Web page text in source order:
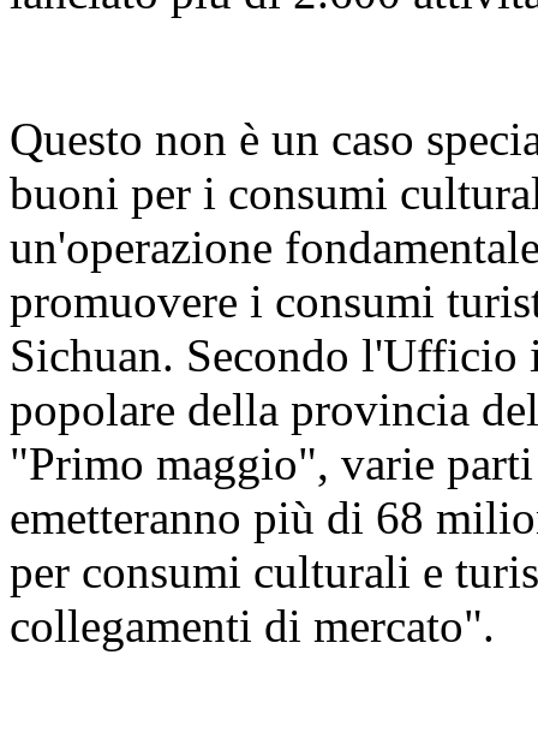
Questo non è un caso
buoni per i consumi
un'operazione
promuovere i consumi
Sichuan. Secondo
popolare della provincia
"Primo maggio", varie
emetteranno più di 68
per consumi culturali e
collegamenti di mercato".